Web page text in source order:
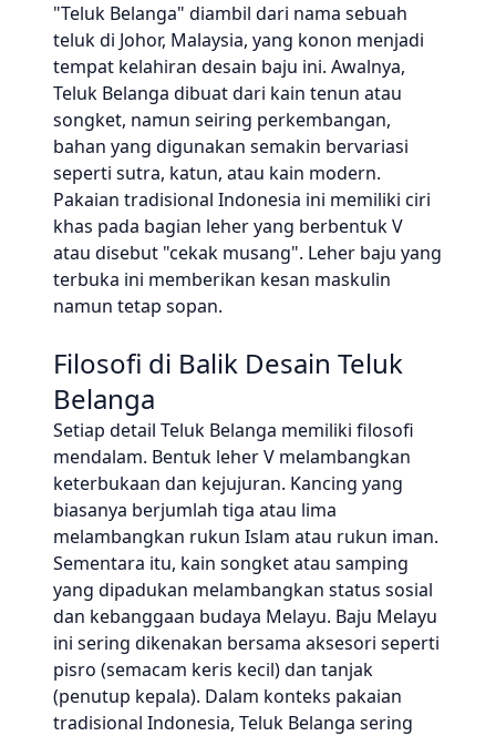
"Teluk Belanga" diambil dari nama sebuah
teluk di Johor, Malaysia, yang konon menjadi
tempat kelahiran desain baju ini. Awalnya,
Teluk Belanga dibuat dari kain tenun atau
songket, namun seiring perkembangan,
bahan yang digunakan semakin bervariasi
seperti sutra, katun, atau kain modern.
Pakaian tradisional Indonesia ini memiliki ciri
khas pada bagian leher yang berbentuk V
atau disebut "cekak musang". Leher baju yang
terbuka ini memberikan kesan maskulin
namun tetap sopan.
Filosofi di Balik Desain Teluk
Belanga
Setiap detail Teluk Belanga memiliki filosofi
mendalam. Bentuk leher V melambangkan
keterbukaan dan kejujuran. Kancing yang
biasanya berjumlah tiga atau lima
melambangkan rukun Islam atau rukun iman.
Sementara itu, kain songket atau samping
yang dipadukan melambangkan status sosial
dan kebanggaan budaya Melayu. Baju Melayu
ini sering dikenakan bersama aksesori seperti
pisro (semacam keris kecil) dan tanjak
(penutup kepala). Dalam konteks pakaian
tradisional Indonesia, Teluk Belanga sering